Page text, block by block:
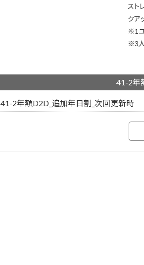
スト
クア
※1
※3
41-2年
41-2年額D2D_追加年日割_次回更新時